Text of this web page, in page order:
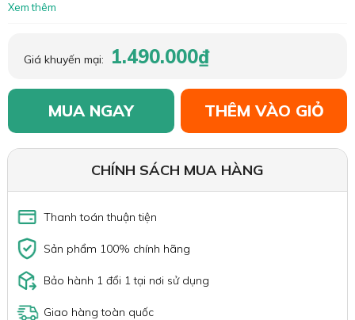
Xem thêm
Giá khuyến mại: 1.490.000₫
MUA NGAY THÊM VÀO GIỎ
CHÍNH SÁCH MUA HÀNG
Thanh toán thuận tiện
Sản phẩm 100% chính hãng
Bảo hành 1 đổi 1 tại nơi sử dụng
Giao hàng toàn quốc